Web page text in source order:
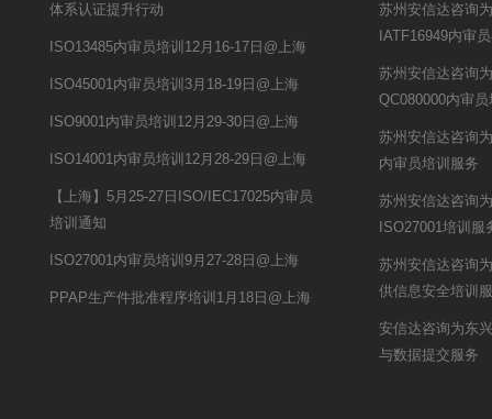
体系认证提升行动
ISO13485内审员培训12月16-17日@上海
ISO45001内审员培训3月18-19日@上海
ISO9001内审员培训12月29-30日@上海
ISO14001内审员培训12月28-29日@上海
【上海】5月25-27日ISO/IEC17025内审员
培训通知
ISO27001内审员培训9月27-28日@上海
PPAP生产件批准程序培训1月18日@上海
苏州安信达咨询
IATF16949内审
苏州安信达咨询
QC080000内审
苏州安信达咨询
内审员培训服务
苏州安信达咨询
ISO27001培训服
苏州安信达咨询
供信息安全培训
安信达咨询为东
与数据提交服务